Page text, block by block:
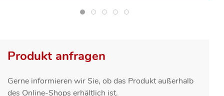
Produkt anfragen
Gerne informieren wir Sie, ob das Produkt außerhalb
des Online-Shops erhältlich ist.